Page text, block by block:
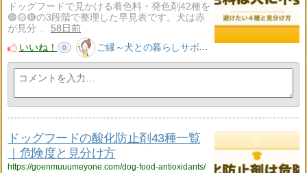
ドッグフードで見かける着色料・発色剤42種を
🟢🟡🔴の3段階で整理した早見表です。犬は赤
が見分…
58日前
いいね！
0 ご縁～犬との暮らしサポート～
ドッグフードの酸化防止剤43種一覧
｜危険度と見分け方
https://goenmuuumeyone.com/dog-food-antioxidants/